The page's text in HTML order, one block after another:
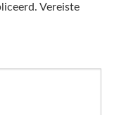
Vereiste